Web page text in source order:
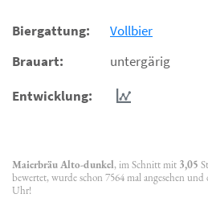
Biergattung:
Vollbier
Brauart:
untergärig
Entwicklung:
Maierbräu Alto-dunkel, im Schnitt mit 3,05
bewertet, wurde schon 7564 mal angesehen und
Uhr!